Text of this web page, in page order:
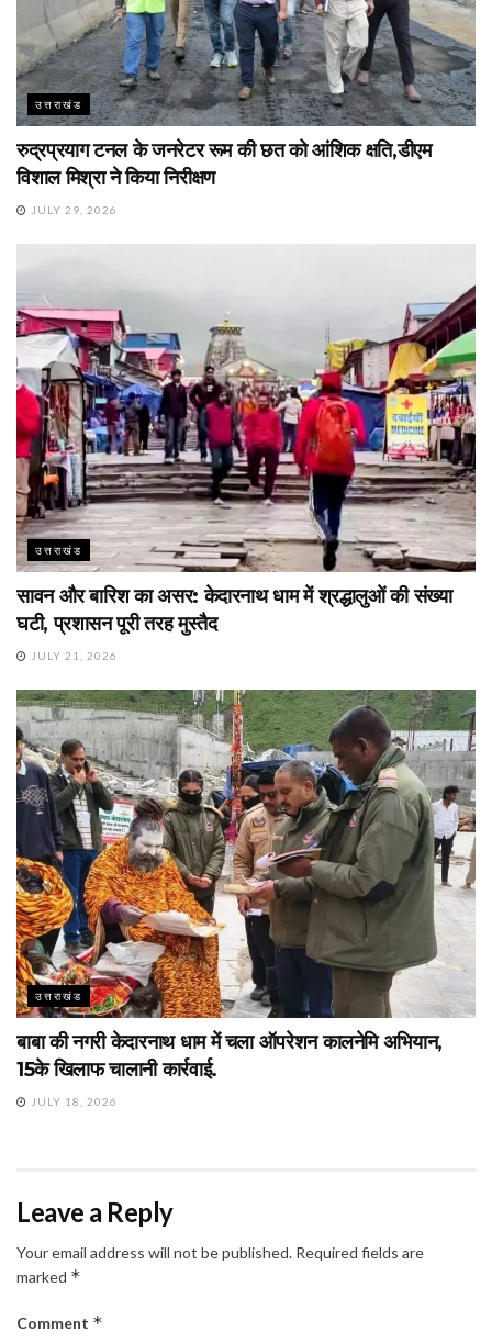
उत्तराखंड
रुद्रप्रयाग टनल के जनरेटर रूम की छत को आंशिक क्षति,डीएम
विशाल मिश्रा ने किया निरीक्षण
JULY 29, 2026
उत्तराखंड
सावन और बारिश का असर: केदारनाथ धाम में श्रद्धालुओं की संख्या
घटी, प्रशासन पूरी तरह मुस्तैद
JULY 21, 2026
उत्तराखंड
बाबा की नगरी केदारनाथ धाम में चला ऑपरेशन कालनेमि अभियान,
15के खिलाफ चालानी कार्रवाई.
JULY 18, 2026
Leave a Reply
Your email address will not be published. Required fields are
marked *
Comment *